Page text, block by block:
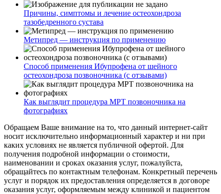
Причины, симптомы и лечение остеохондроза
тазобедренного сустава
Метипред — инструкция по применению
Способ применения Ибупрофена от шейного
остеохондроза позвоночника (с отзывами)
Как выглядит процедура МРТ позвоночника на
фотографиях
Обращаем Ваше внимание на то, что данный интернет-сайт
носит исключительно информационный характер и ни при
каких условиях не является публичной офертой. Для
получения подробной информации о стоимости,
наименовании и сроках оказания услуг, пожалуйста,
обращайтесь по контактным телефонам. Конкретный перечень
услуг и порядок их предоставления определяется в договоре
оказания услуг, оформляемым между клиникой и пациентом